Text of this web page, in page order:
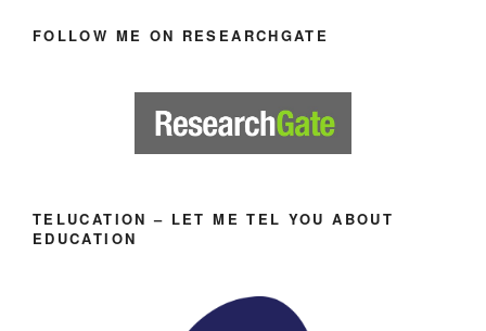
FOLLOW ME ON RESEARCHGATE
TELUCATION – LET ME TEL YOU ABOUT
EDUCATION